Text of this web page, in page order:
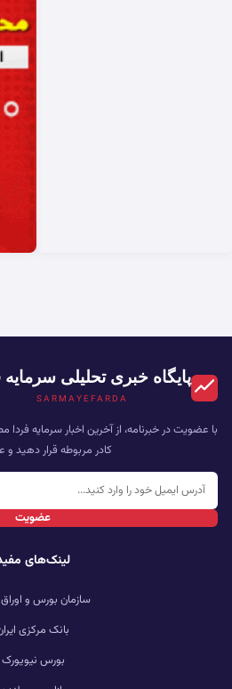
پایگاه خبری تحلیلی سرمایه
SARMAYEFARDA
با عضویت در خبرنامه، از آخرین اخبار سرمایه
کادر مربوطه قرار دهید
عضویت
لینک‌های
سازمان بورس و اوراق
بانک مرکزی
بورس نیویورک